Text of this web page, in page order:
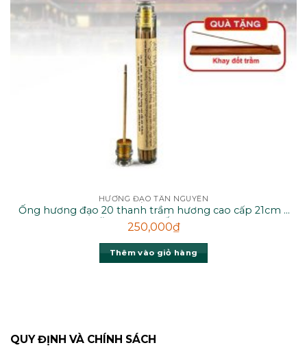
HƯƠNG ĐẠO TÂN NGUYÊN
Ống hương đạo 20 thanh trầm hương cao cấp 21cm –
TẶNG KHAY ĐỐT H20DK
250,000₫
Thêm vào giỏ hàng
QUY ĐỊNH VÀ CHÍNH SÁCH